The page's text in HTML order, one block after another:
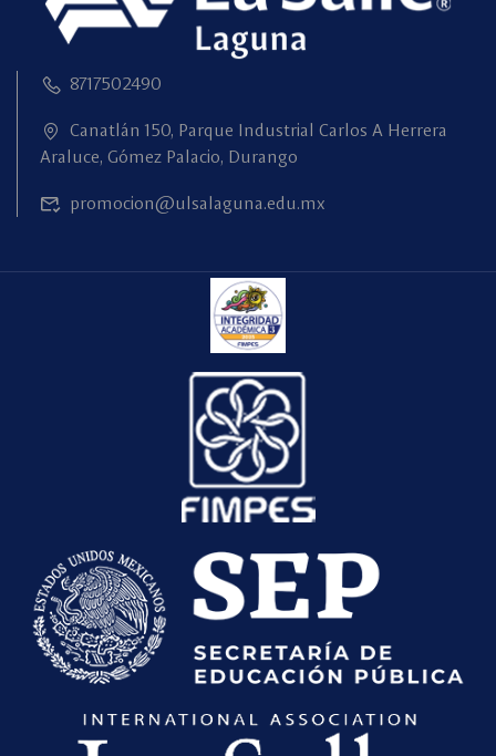
8717502490
Canatlán 150, Parque Industrial Carlos A Herrera
Araluce, Gómez Palacio, Durango
promocion@ulsalaguna.edu.mx